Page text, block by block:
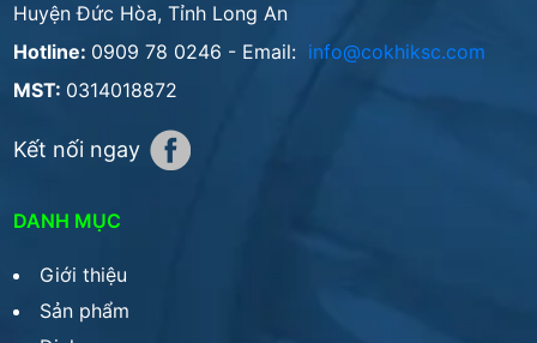
Huyện Đức Hòa, Tỉnh Long An
Hotline: 0909 78 0246 - Email: info@cokhiksc.com
MST: 0314018872
Kết nối ngay
DANH MỤC
Giới thiệu
Sản phẩm